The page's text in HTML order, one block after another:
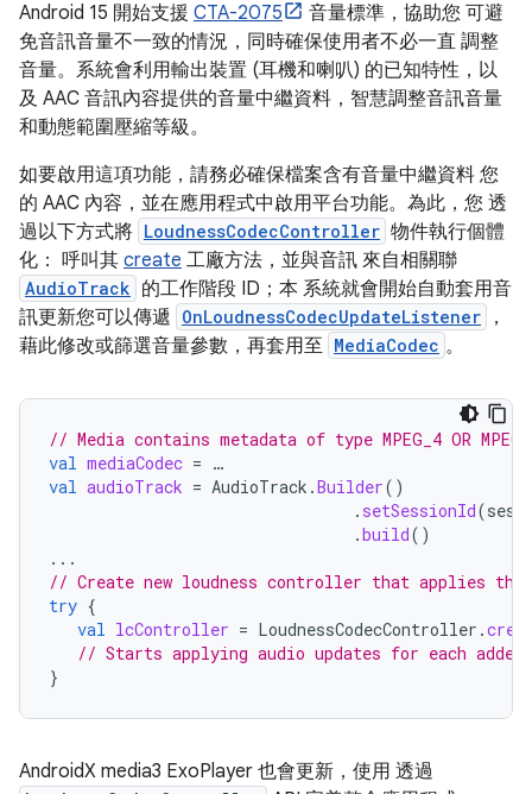
Android 15 開始支援 CTA-2075
音量標準，協助您 可避
免音訊音量不一致的情況，同時確保使用者不必一直 調整
音量。系統會利用輸出裝置 (耳機和喇叭) 的已知特性，以
及 AAC 音訊內容提供的音量中繼資料，智慧調整音訊音量
和動態範圍壓縮等級。
如要啟用這項功能，請務必確保檔案含有音量中繼資料 您
的 AAC 內容，並在應用程式中啟用平台功能。為此，您 透
過以下方式將 LoudnessCodecController 物件執行個體
化： 呼叫其 create 工廠方法，並與音訊 來自相關聯
AudioTrack 的工作階段 ID；本 系統就會開始自動套用音
訊更新您可以傳遞 OnLoudnessCodecUpdateListener
，
藉此修改或篩選音量參數，再套用至 MediaCodec 。
// Media contains metadata of type MPEG_4 OR
val mediaCodec = …
val audioTrack = AudioTrack .Builder()
. setSessionId(
.build()
...
// Create new loudness controller that applies the
try {
val lcController = LoudnessCodecController .
// Starts applying audio updates for each added
}
AndroidX media3 ExoPlayer 也會更新，使用 透過